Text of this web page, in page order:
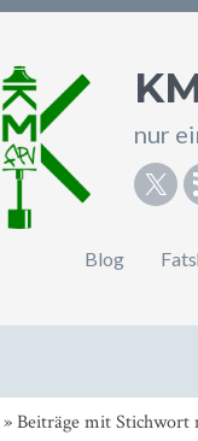
nur
Blog
» Beiträge mit Stichwort